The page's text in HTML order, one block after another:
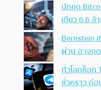
นักขุด
เดียว 6.6
Bernstein
ผ่าน อาจก
ทั่วโลกช็อก
ชั่วคราว ก่